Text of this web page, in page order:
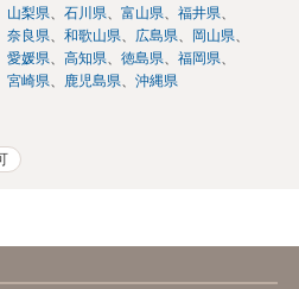
山梨県 石川県 富山県
福井県
奈良県 和歌山県 広島県
岡山県
愛媛県 高知県 徳島県
福岡県
宮崎県 鹿児島県 沖縄県